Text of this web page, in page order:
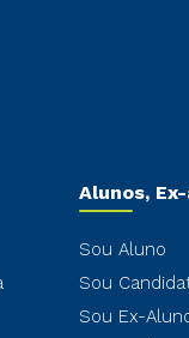
Alunos,
Sou Aluno
Sou
Sou Ex-